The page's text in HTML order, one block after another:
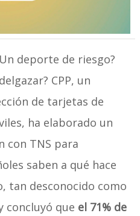
deporte de riesgo?
CPP, un
de tarjetas de
ha elaborado un
con TNS para
saben a qué hace
tan desconocido como
concluyó que el 71% de